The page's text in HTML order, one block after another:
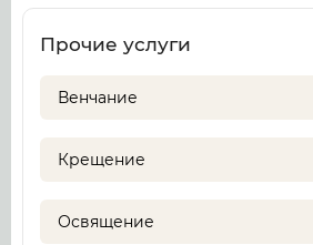
Прочие услуги
Венчание
Крещение
Освящение